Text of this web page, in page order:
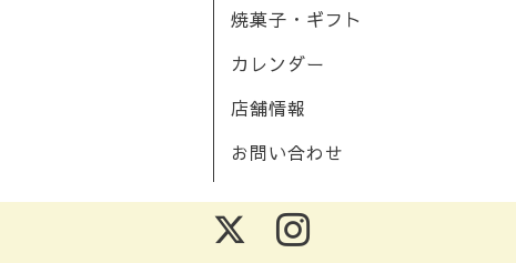
焼菓子・ギフト
カレンダー
店舗情報
お問い合わせ